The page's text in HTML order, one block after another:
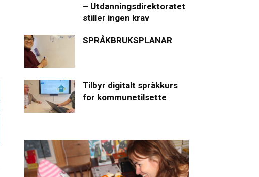
– Utdanningsdirektoratet
stiller ingen krav
SPRÅKBRUKSPLANAR
Tilbyr digitalt språkkurs
for kommunetilsette